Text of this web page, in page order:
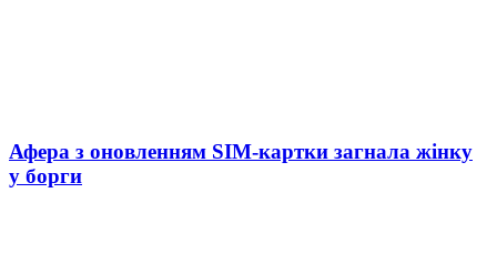
Афера з оновленням SIM-картки загнала жінку
у борги